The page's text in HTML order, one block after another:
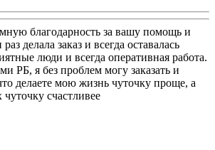
благодарность за вашу помощь и
делала заказ и всегда оставалась
люди и всегда оперативная работа.
РБ, я без проблем могу заказать и
делаете мою жизнь чуточку проще, а
счастливее